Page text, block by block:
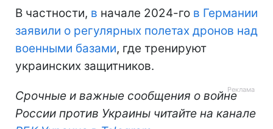
В частности, в начале 2024-го в Германии
заявили о регулярных полетах дронов над
военными базами, где тренируют
украинских защитников.
Срочные и важные сообщения о войне
России против Украины читайте на канале